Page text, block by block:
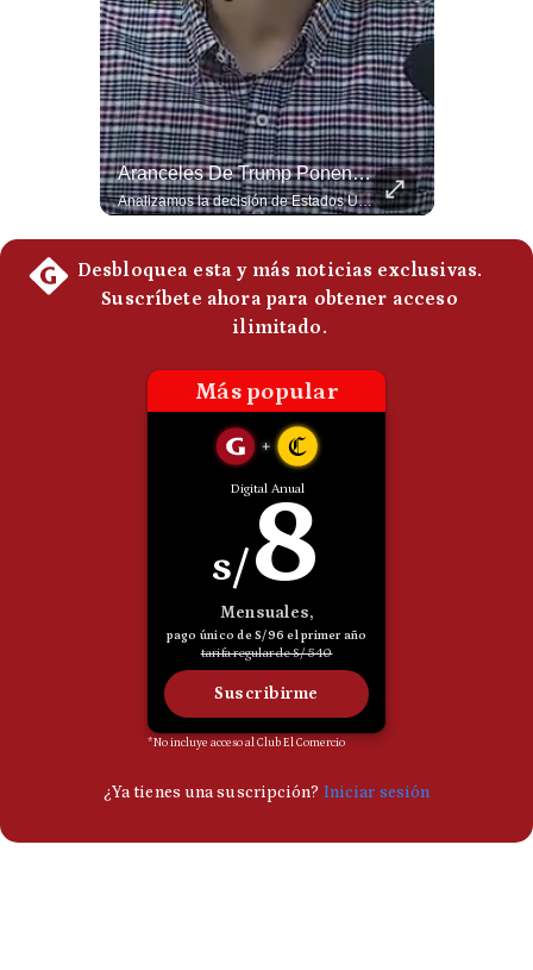
Preguntas
Frecuentes
Aranceles De Trump Ponen Bajo Presión A Las Exportaciones Del Perú | #EnClaveEconómica
Analizamos la decisión de Estados Unidos de imponer nuevos aranceles a Perú y otros 59 países por presuntos incumplimientos relacionados con el trabajo forzoso. Esta medida amenaza envíos peruanos valorados en más de US$ 5.300 millones, lo que representa casi la mitad de todo lo que el Perú exportó al mercado estadounidense el año pasado. #EconomiaPeru #ExportacionesPeru #DonaldTrump #Aranceles #ComercioExterior #ArancelesTrump #NoticiasPeru #EEUU 👉 Suscríbete y activa la campana para no perderte nuestro análisis diario. 🌎 Síguenos en nuestras redes sociales: 📌 Web oficial: https://gestion.pe/mundo/ 📌 LinkedIn: http://bit.ly/3HYIET0 📌 X (Twitter): http://bit.ly/4noZtX9 📌 TikTok: http://bit.ly/4evB6TO